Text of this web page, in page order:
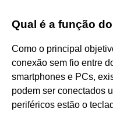
Qual é a função
Como o principal
conexão sem fio entre
smartphones e PCs,
podem ser conectados
periféricos estão o